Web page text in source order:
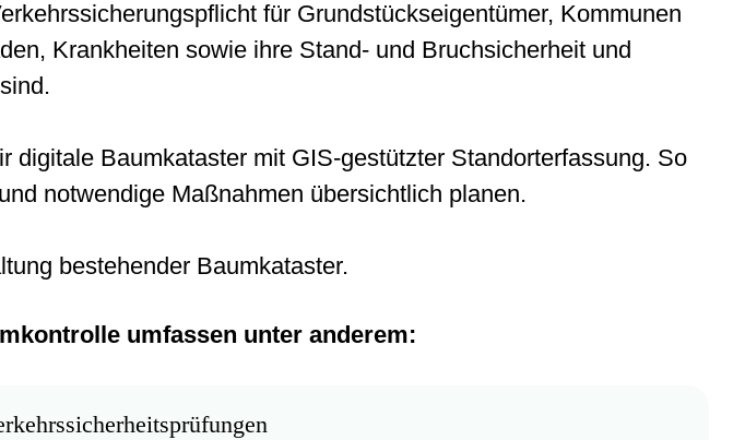
umfassen unter anderem:
umfassen unter anderem:
Bäumen in beengten
von
nach FLL
für Grundstückseigentümer, Kommunen
Krankheiten sowie ihre Stand- und Bruchsicherheit und
Baumkataster mit GIS-gestützter Standorterfassung. So
notwendige Maßnahmen übersichtlich planen.
bestehender Baumkataster.
umfassen unter anderem: